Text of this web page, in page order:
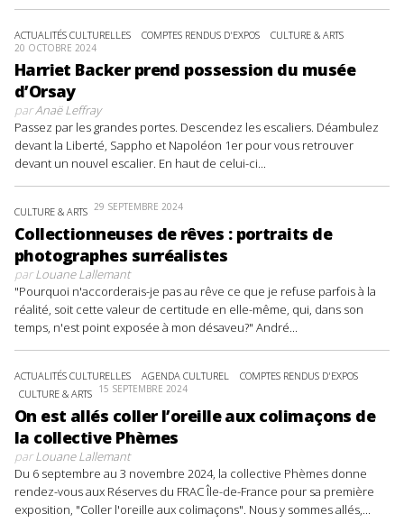
ACTUALITÉS CULTURELLES COMPTES RENDUS D'EXPOS CULTURE & ARTS
20 OCTOBRE 2024
Harriet Backer prend possession du musée
d’Orsay
parAnaë Leffray
Passez par les grandes portes. Descendez les escaliers. Déambulez
devant la Liberté, Sappho et Napoléon 1er pour vous retrouver
devant un nouvel escalier. En haut de celui-ci...
CULTURE & ARTS 29 SEPTEMBRE 2024
Collectionneuses de rêves : portraits de
photographes surréalistes
parLouane Lallemant
"Pourquoi n'accorderais-je pas au rêve ce que je refuse parfois à la
réalité, soit cette valeur de certitude en elle-même, qui, dans son
temps, n'est point exposée à mon désaveu?" André...
ACTUALITÉS CULTURELLES AGENDA CULTUREL
COMPTES RENDUS D'EXPOS
CULTURE & ARTS 15 SEPTEMBRE 2024
On est allés coller l’oreille aux colimaçons de
la collective Phèmes
parLouane Lallemant
Du 6 septembre au 3 novembre 2024, la collective Phèmes donne
rendez-vous aux Réserves du FRAC Île-de-France pour sa première
exposition, "Coller l'oreille aux colimaçons". Nous y sommes allés,...